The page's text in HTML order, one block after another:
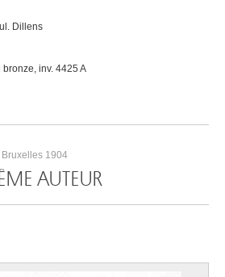
Dillens
inv. 4425 A
1904
AUTEUR